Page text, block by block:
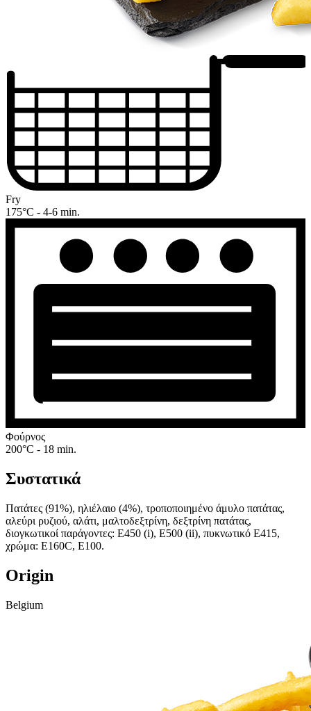
Fry
175°C - 4-6 min.
Φούρνος
200°C - 18 min.
Συστατικά
Πατάτες (91%), ηλιέλαιο (4%), τροποποιημένο άμυλο πατάτας,
αλεύρι ρυζιού, αλάτι, μαλτοδεξτρίνη, δεξτρίνη πατάτας,
διογκωτικοί παράγοντες: E450 (i), E500 (ii), πυκνωτικό E415,
χρώμα: E160C, E100.
Origin
Belgium